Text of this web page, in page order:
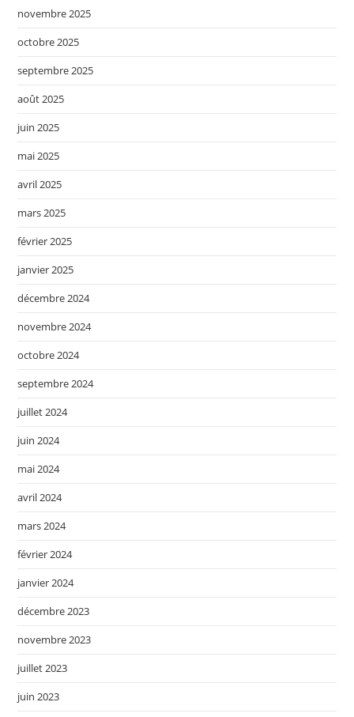
novembre 2025
octobre 2025
septembre 2025
août 2025
juin 2025
mai 2025
avril 2025
mars 2025
février 2025
janvier 2025
décembre 2024
novembre 2024
octobre 2024
septembre 2024
juillet 2024
juin 2024
mai 2024
avril 2024
mars 2024
février 2024
janvier 2024
décembre 2023
novembre 2023
juillet 2023
juin 2023